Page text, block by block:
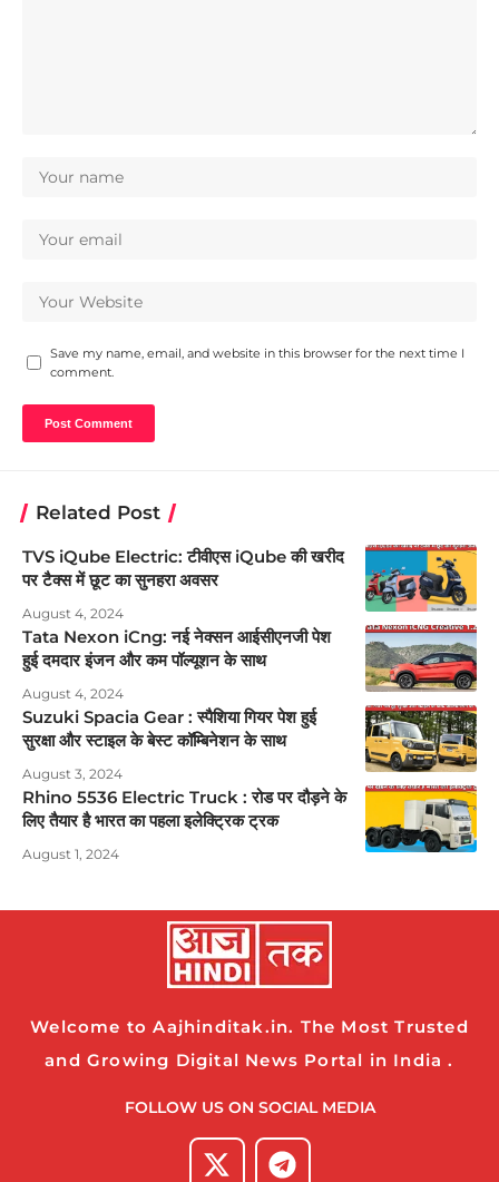
Save my name, email, and website in this browser for the next time I
comment.
Related Post
TVS iQube Electric: टीवीएस iQube की खरीद
पर टैक्स में छूट का सुनहरा अवसर
August 4, 2024
Tata Nexon iCng: नई नेक्सन आईसीएनजी पेश
हुई दमदार इंजन और कम पॉल्यूशन के साथ
August 4, 2024
Suzuki Spacia Gear : स्पैशिया गियर पेश हुई
सुरक्षा और स्टाइल के बेस्ट कॉम्बिनेशन के साथ
August 3, 2024
Rhino 5536 Electric Truck : रोड पर दौड़ने के
लिए तैयार है भारत का पहला इलेक्ट्रिक ट्रक
August 1, 2024
Welcome to Aajhinditak.in. The Most Trusted
and Growing Digital News Portal in India .
FOLLOW US ON SOCIAL MEDIA